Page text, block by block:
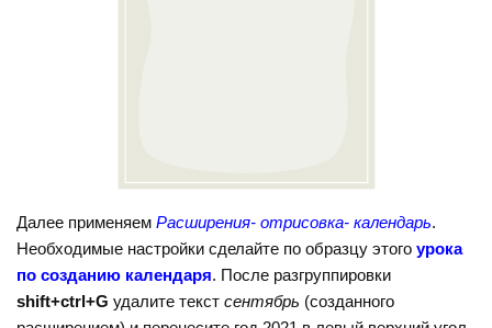
Далее применяемРасширения- отрисовка- календарь.
Необходимые настройки сделайте по образцу этогоурока
по созданию календаря. После разгруппировки
shift+ctrl+G удалите текстсентябрь (созданного